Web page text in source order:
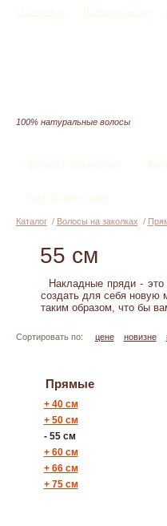
О компании Новости и акции
100% натуральные волосы
Волосы на заколках
Уход за волосами
Каталог/ Волосы на заколках /
55 см
Накладные пряди - это
создать для себя новую
таким образом, что бы
Сортировать по: цене новизне
Прямые
+40 см
+50 см
-55 см
+60 см
+66 см
+75 см